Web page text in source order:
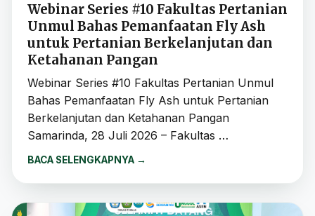
Webinar Series #10 Fakultas Pertanian
Unmul Bahas Pemanfaatan Fly Ash
untuk Pertanian Berkelanjutan dan
Ketahanan Pangan
Webinar Series #10 Fakultas Pertanian Unmul
Bahas Pemanfaatan Fly Ash untuk Pertanian
Berkelanjutan dan Ketahanan Pangan
Samarinda, 28 Juli 2026 – Fakultas …
BACA SELENGKAPNYA →